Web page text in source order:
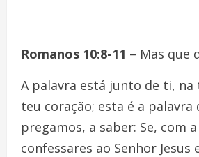
Romanos 10:8-11 – Mas que
A palavra está junto de ti, na
teu coração; esta é a palavra
pregamos, a saber: Se, com
confessares ao Senhor Jesus